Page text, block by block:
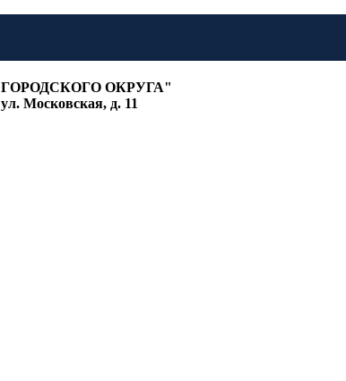
ОКРУГА"
Московская, д. 11